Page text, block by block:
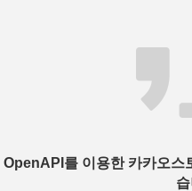
OpenAPI를 이용한 카카오스